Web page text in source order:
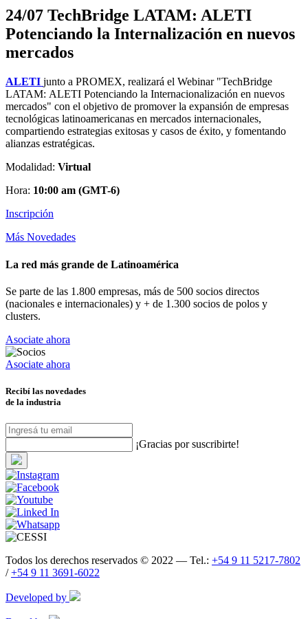
24/07 TechBridge LATAM: ALETI
Potenciando la Internalización en nuevos
mercados
ALETI junto a PROMEX, realizará el Webinar "TechBridge
LATAM: ALETI Potenciando la Internacionalización en nuevos
mercados" con el objetivo de promover la expansión de empresas
tecnológicas latinoamericanas en mercados internacionales,
compartiendo estrategias exitosas y casos de éxito, y fomentando
alianzas estratégicas.
Modalidad: Virtual
Hora: 10:00 am (GMT-6)
Inscripción
Más Novedades
La red más grande de Latinoamérica
Se parte de las 1.800 empresas, más de 500 socios directos
(nacionales e internacionales) y + de 1.300 socios de polos y
clusters.
Asociate ahora
Asociate ahora
Recibí las novedades
de la industria
¡Gracias por suscribirte!
Todos los derechos reservados © 2022 — Tel.: +54 9 11 5217-7802
/+54 9 11 3691-6022
Developed by